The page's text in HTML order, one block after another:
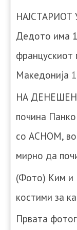
Дедото има
францускиот
Македонија
НА ДЕНЕШЕН
почина
со АСНОМ, во
мирно да
(Фото) Ким и
костими за
Првата